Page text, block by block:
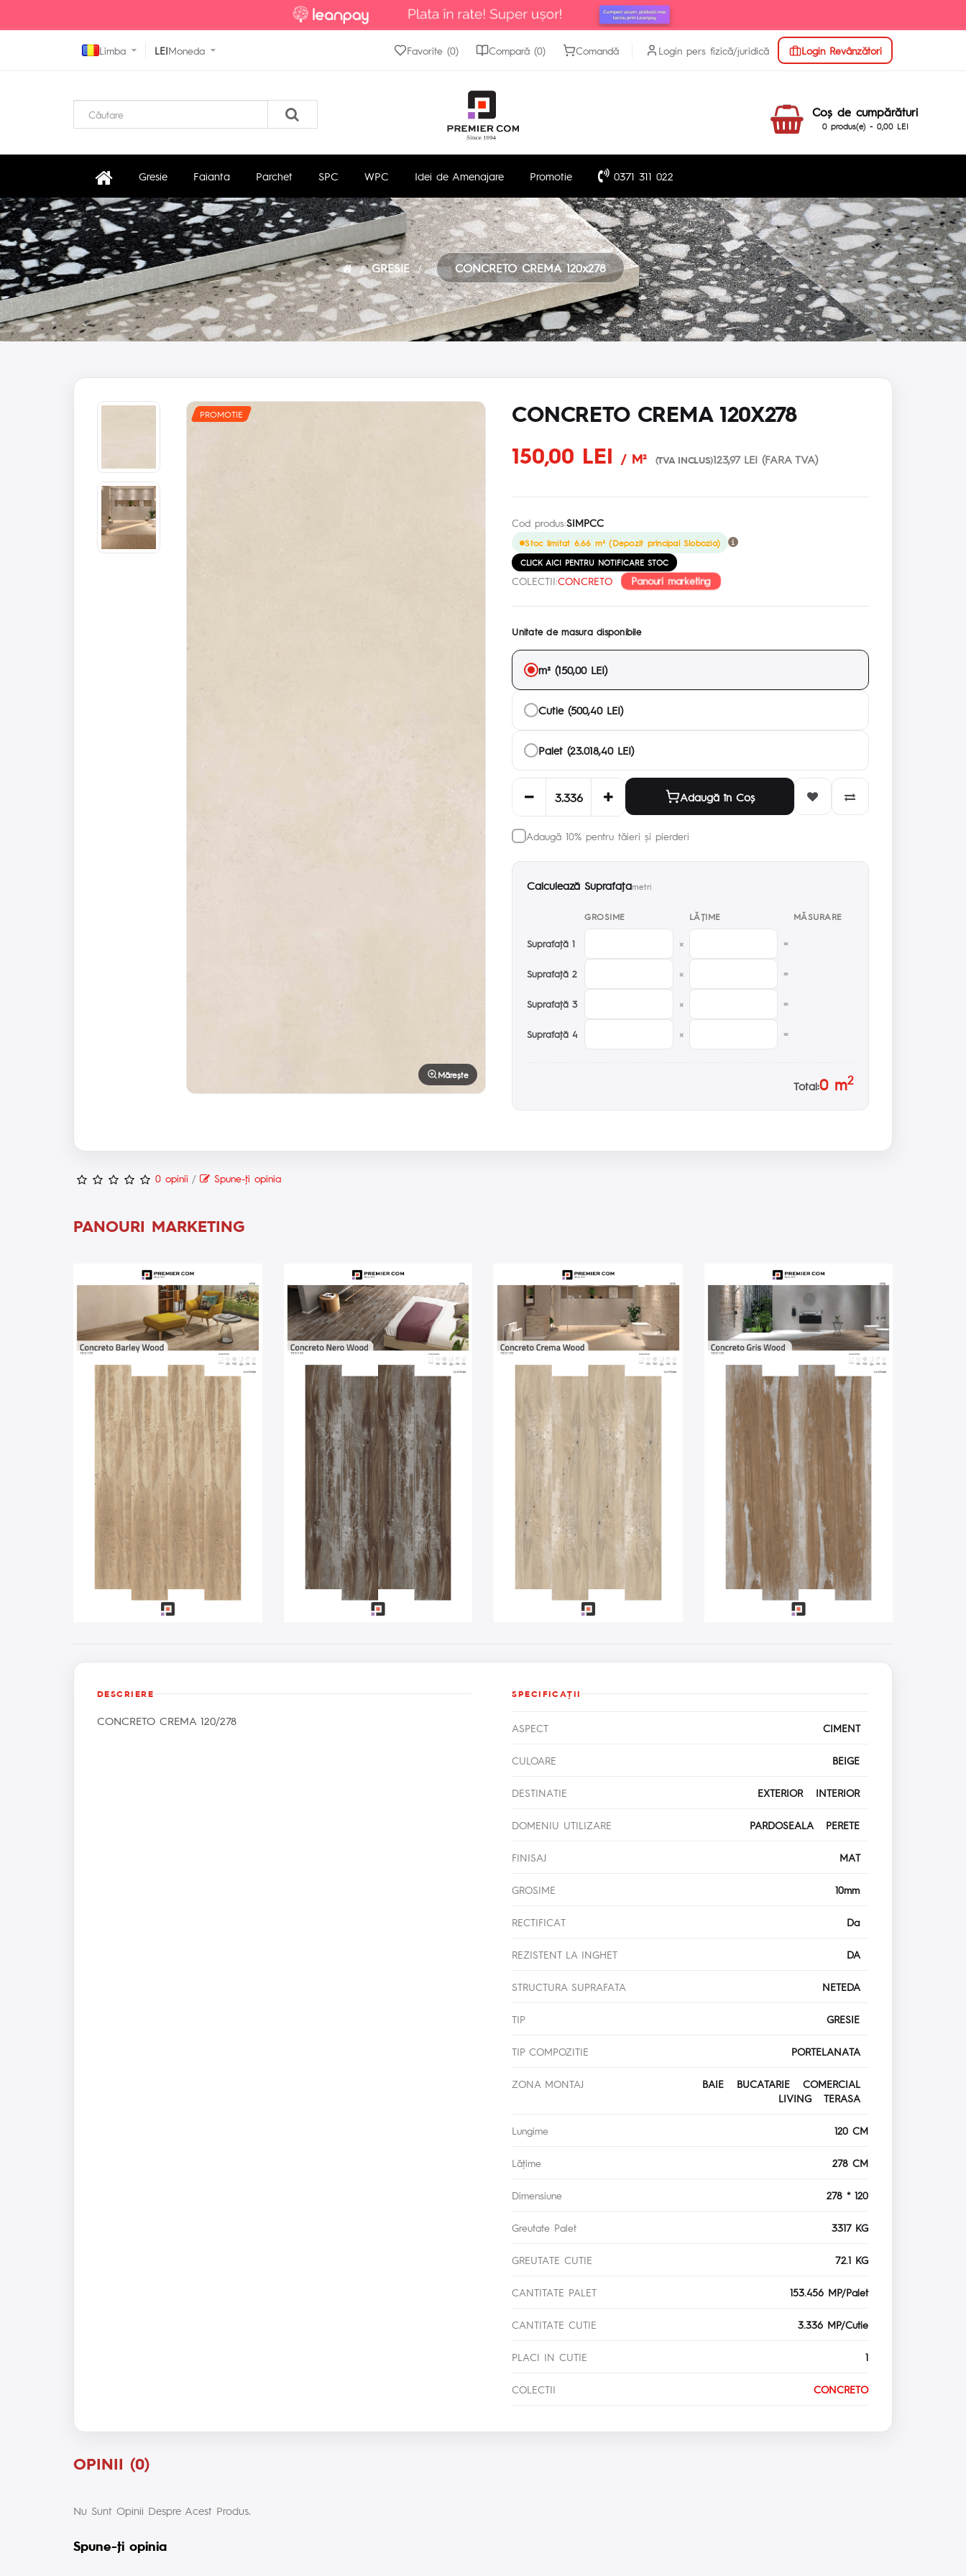
Limba LEIMoneda Login Revânzători
Login pers fizică/juridică
Favorite (0) Compară (0) Comandă
Coş de cumpărături
0 produs(e) - 0,00 LEI
Gresie Faianta Parchet SPC WPC Idei de Amenajare Promotie 0371 311 022
GRESIE CONCRETO CREMA 120x278
Mărește
PROMOTIE
CONCRETO CREMA 120X278
150,00 LEI
/ M² (TVA INCLUS)123,97 LEI (FARA TVA)
Cod produs:SIMPCC
Stoc limitat 6.66 m² (Depozit principal Slobozia)
CLICK AICI PENTRU NOTIFICARE STOC
COLECTII:CONCRETO Panouri marketing
Unitate de masura disponibile
m² (150,00 LEI)
Cutie (500,40 LEI)
Palet (23.018,40 LEI)
Adaugă în Coş
Adaugă 10% pentru tăieri și pierderi
Calculează Suprafaţametri
GROSIME LĂŢIME MĂSURARE
Suprafaţă 1 × =
Suprafaţă 2 × =
Suprafaţă 3 × =
Suprafaţă 4 × =
Total:0m2
0 opinii / Spune-ţi opinia
PANOURI MARKETING
DESCRIERE
CONCRETO CREMA 120/278
SPECIFICAŢII
ASPECT CIMENT
CULOARE BEIGE
DESTINATIE EXTERIOR INTERIOR
DOMENIU UTILIZARE PARDOSEALA PERETE
FINISAJ MAT
GROSIME 10mm
RECTIFICAT Da
REZISTENT LA INGHET DA
STRUCTURA SUPRAFATA NETEDA
TIP GRESIE
TIP COMPOZITIE PORTELANATA
ZONA MONTAJ
BAIE BUCATARIE COMERCIAL
LIVING TERASA
Lungime 120 CM
Lăţime 278 CM
Dimensiune 278 * 120
Greutate Palet 3317 KG
GREUTATE CUTIE 72.1 KG
CANTITATE PALET 153.456 MP/Palet
CANTITATE CUTIE 3.336 MP/Cutie
PLACI IN CUTIE 1
COLECTII CONCRETO
OPINII (0)
Nu Sunt Opinii Despre Acest Produs.
Spune-ţi opinia